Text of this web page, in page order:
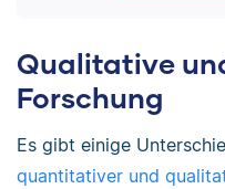
Qualitative
Forschung
Es gibt einige
quantitativer und